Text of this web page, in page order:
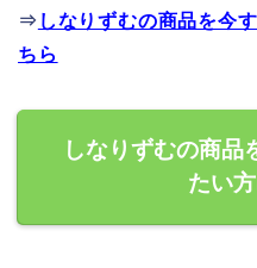
⇒ しなりずむの商品を今
ちら
しなりずむの商品
たい